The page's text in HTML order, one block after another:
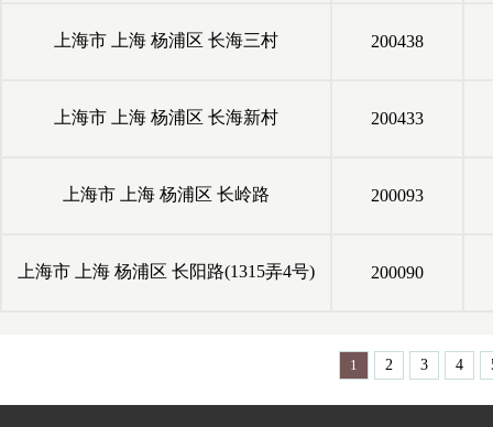
上海市 上海 杨浦区 长海三村 200438
上海市 上海 杨浦区 长海新村 200433
上海市 上海 杨浦区 长岭路 200093
上海市 上海 杨浦区 长阳路(1315弄4号) 200090
1 2 3 4